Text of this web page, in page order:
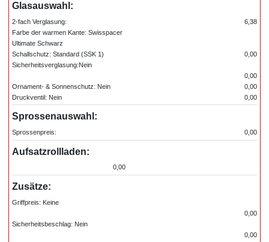
Glasauswahl:
2-fach Verglasung:
6,38
Farbe der warmen Kante: Swisspacer
Ultimate Schwarz
Schallschutz: Standard (SSK 1)
0,00
Sicherheitsverglasung:Nein
0,00
Ornament- & Sonnenschutz: Nein
0,00
Druckventil: Nein
0,00
Sprossenauswahl:
Sprossenpreis: 0,00
Aufsatzrollladen:
0,00
Zusätze:
Griffpreis: Keine
0,00
Sicherheitsbeschlag: Nein
0,00